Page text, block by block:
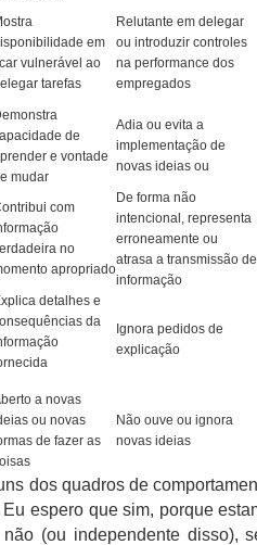
em
vulnerável ao
tarefas
Relutante em delegar
ou introduzir controles
na performance dos
empregados
de
e vontade
mudar
Adia ou evita a
implementação de
novas ideias ou
com
no
apropriado
De forma não
intencional, representa
erroneamente ou
atrasa a transmissão de
informação
detalhes e
da
Ignora pedidos de
explicação
a novas
ou novas
de fazer as
Não ouve ou ignora
novas ideias
dos quadros de
Eu espero que sim, porque
(ou independente disso),